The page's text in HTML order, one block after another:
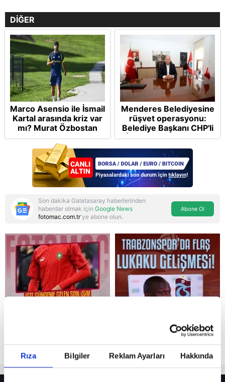
Rıza Bilgiler Reklam Ayarları Hakkında
Reddet
DİĞER
Marco Asensio ile İsmail
Kartal arasında kriz var
mı? Murat Özbostan
analiz etti: Egoları da
yönetmelisiniz
Menderes Belediyesine
rüşvet operasyonu:
Belediye Başkanı CHP'li
İlkay Çiçek tutuklandı
Son dakika Galatasaray haberlerinden
haberdar olmak için Google News
fotomac.com.tr'ye abone olun.
Abone Ol